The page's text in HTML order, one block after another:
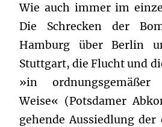
Wie auch immer im
Die Schrecken der
Hamburg über Berlin
Stuttgart, die Flucht und
»in
Weise« (Potsdamer
gehende Aussiedlung